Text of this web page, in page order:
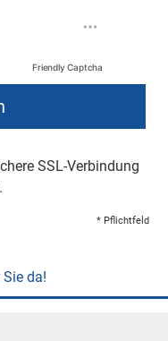
Friendly Captcha
SSL-Verbindung
* Pflichtfeld
da!